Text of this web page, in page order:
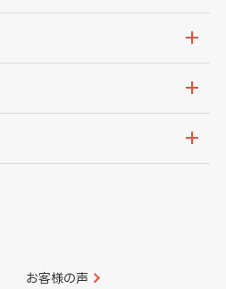
愛媛県
宮崎県
お客様の声